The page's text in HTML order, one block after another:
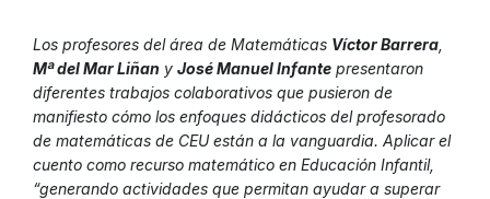
Los profesores del área de Matemáticas Víctor Barrera
Mª del Mar Liñan y José Manuel Infante presentaron
diferentes trabajos colaborativos que pusieron de
manifiesto cómo los enfoques didácticos del profesorado
de matemáticas de CEU están a la vanguardia. Aplicar el
cuento como recurso matemático en Educación Infantil,
“generando actividades que permitan ayudar a superar